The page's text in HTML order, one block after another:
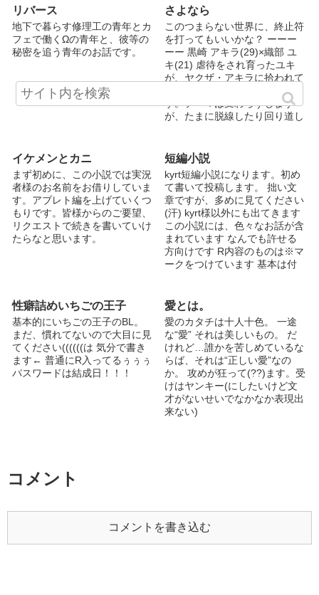
が、お付き合い頂けると幸いで
す。
トで、 教えてくだされば幸い
です
リバース
地下で暮らす修理工の青年とカ
フェで働くΩの青年と、彼等の
秘密を追う青年のお話です。
さよなら
このつまらない世界に、終止符
を打ってもいいかな？ ーーー
ーー 黒崎 アキラ(29)×織部 ユ
キ(21) 虐待をされ育ったユキ
が、ヤクザ・アキラに拾われて
愛される話 ーーー 初作品で
す。テーマは変わらずします
が、たまに脱線したり回り道し
つくってます。ごめんなさい ⚠️
コメントありがとうございま
す。励みになっております。完
結したら返信します。 ⚠️表紙イ
ラスト募集中です。
イケメンとカニ
まず初めに、この小説では実況
者様のお名前をお借りしていま
す。アブレト編を上げていくつ
もりです。皆様からのご要望、
リクエストで続きを書いていけ
たらなと思います。
短編小説
kyrt短編小説になります。初め
て書いて投稿します。 拙い文
章ですが、多めに見てください
(汗) kyrt様以外にも出てきます
この小説には、色々なお話が含
まれています なんでも許せる
方向けです R内容のものは※マ
ークをつけています 基本は付
たら書くつもりなので 更新は
不定期です ※このお話は"フィ
クション"です。 ※意味のわか
らない方は閲読をおやめ下さ
い。 pass 有名数字(3文字)+有
名英字(大文字3文字)
性癖詰めいちごの王子
基本的にいちごの王子のBL。
まだ、慣れてないので大目に見
てください((((((は 気分で書き
ます← 普通にR入ってるぅぅぅ
パスワードは結成日！！！
愛とは。
愛のカタチは十人十色。 一途
な“愛” それは美しいもの。 だ
けれど…誰かを苦しめているな
らば、それは“正しい愛”なの
か。 攻めが狂って(??)ます。受
けはヤンキー(にしたいけど文
才がないせいでなかなか表現出
来ない)
コメント
コメントを書き込む